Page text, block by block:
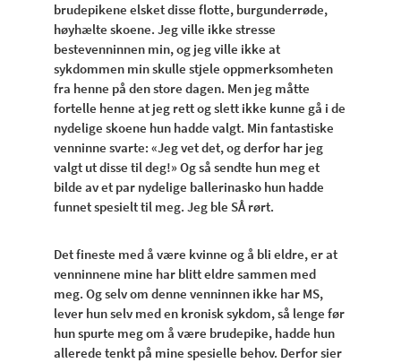
brudepikene elsket disse flotte, burgunderrøde,
høyhælte skoene. Jeg ville ikke stresse
bestevenninnen min, og jeg ville ikke at
sykdommen min skulle stjele oppmerksomheten
fra henne på den store dagen. Men jeg måtte
fortelle henne at jeg rett og slett ikke kunne gå i de
nydelige skoene hun hadde valgt. Min fantastiske
venninne svarte: «Jeg vet det, og derfor har jeg
valgt ut disse til deg!» Og så sendte hun meg et
bilde av et par nydelige ballerinasko hun hadde
funnet spesielt til meg. Jeg ble SÅ rørt.
Det fineste med å være kvinne og å bli eldre, er at
venninnene mine har blitt eldre sammen med
meg. Og selv om denne venninnen ikke har MS,
lever hun selv med en kronisk sykdom, så lenge før
hun spurte meg om å være brudepike, hadde hun
allerede tenkt på mine spesielle behov. Derfor sier